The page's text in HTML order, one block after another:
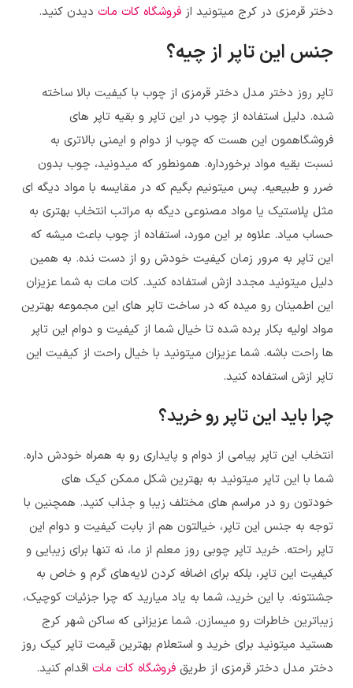
دختر قرمزی در کرج میتونید از فروشگاه کات مات دیدن کنید.
جنس این تاپر از چیه؟
تاپر روز دختر مدل دختر قرمزی از چوب با کیفیت بالا ساخته
شده. دلیل استفاده از چوب در این تاپر و بقیه تاپر های
فروشگاهمون این هست که چوب از دوام و ایمنی بالاتری به
نسبت بقیه مواد برخورداره. همونطور که میدونید، چوب بدون
ضرر و طبیعیه. پس میتونیم بگیم که در مقایسه با مواد دیگه ای
مثل پلاستیک یا مواد مصنوعی دیگه به مراتب انتخاب بهتری به
حساب میاد. علاوه بر این مورد، استفاده از چوب باعث میشه که
این تاپر به مرور زمان کیفیت خودش رو از دست نده. به همین
دلیل میتونید مجدد ازش استفاده کنید. کات مات به شما عزیزان
این اطمینان رو میده که در ساخت تاپر های این مجموعه بهترین
مواد اولیه بکار برده شده تا خیال شما از کیفیت و دوام این تاپر
ها راحت باشه. شما عزیزان میتونید با خیال راحت از کیفیت این
تاپر ازش استفاده کنید.
چرا باید این تاپر رو خرید؟
انتخاب این تاپر پیامی از دوام و پایداری رو به همراه خودش داره.
شما با این تاپر میتونید به بهترین شکل ممکن کیک های
خودتون رو در مراسم های مختلف زیبا و جذاب کنید. همچنین با
توجه به جنس این تاپر، خیالتون هم از بابت کیفیت و دوام این
تاپر راحته. خرید تاپر چوبی روز معلم از ما، نه تنها برای زیبایی و
کیفیت این تاپر، بلکه برای اضافه کردن لایه‌های گرم و خاص به
جشنتونه. با این خرید، شما به یاد میارید که چرا جزئیات کوچیک،
زیباترین خاطرات رو میسازن. شما عزیزانی که ساکن شهر کرج
هستید میتونید برای خرید و استعلام بهترین قیمت تاپر کیک روز
دختر مدل دختر قرمزی از طریق فروشگاه کات مات اقدام کنید.